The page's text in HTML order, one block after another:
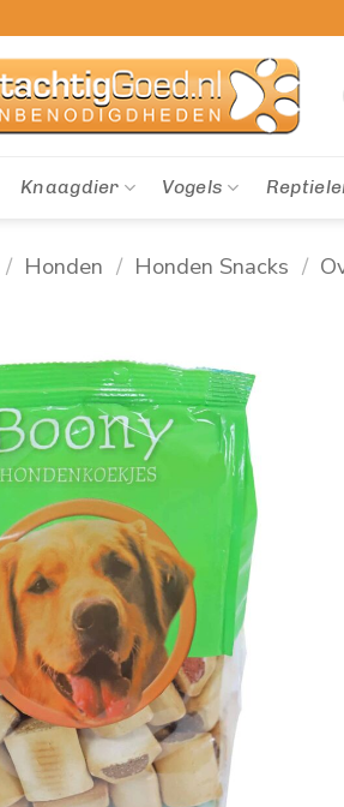
Knaagdier Vogels
/ Honden / Honden Snacks /